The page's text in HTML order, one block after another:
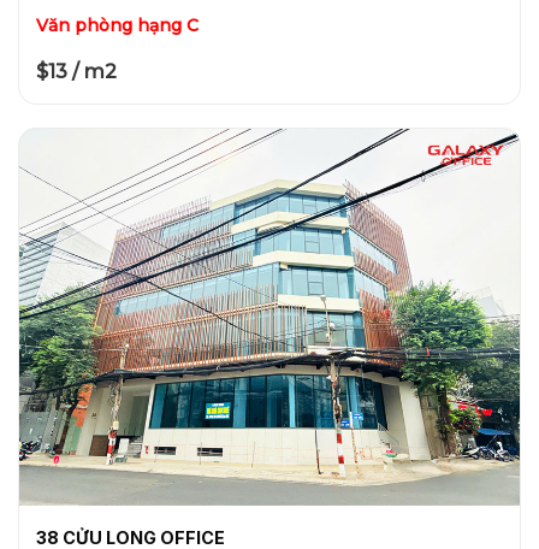
Văn phòng hạng C
$13 / m2
38 CỬU LONG OFFICE